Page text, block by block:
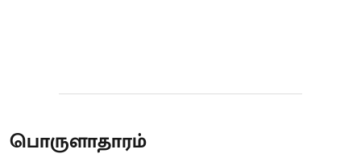
பொருளாதாரம்